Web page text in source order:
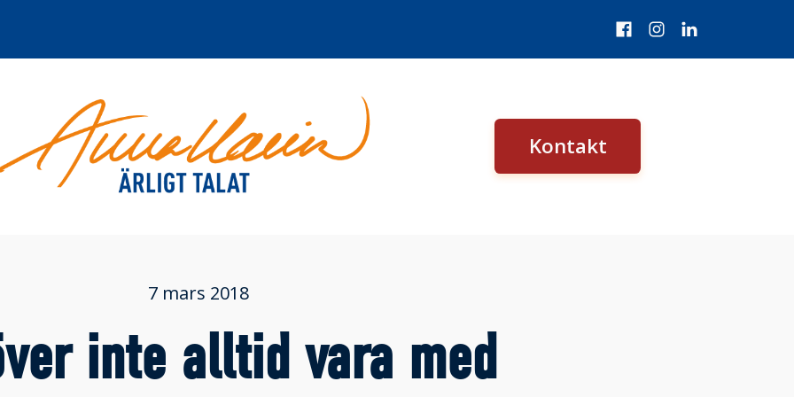
Kontakt
7 mars 2018
inte alltid vara med